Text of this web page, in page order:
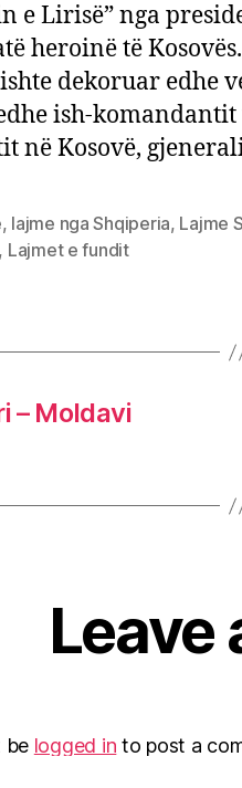
e Lirisë” nga
heroinë të
dekoruar edhe
ish-komandantit
në Kosovë,
, lajme nga Shqiperia, Lajme
Lajmet e fundit
– Moldavi
Leave
be logged in to post a